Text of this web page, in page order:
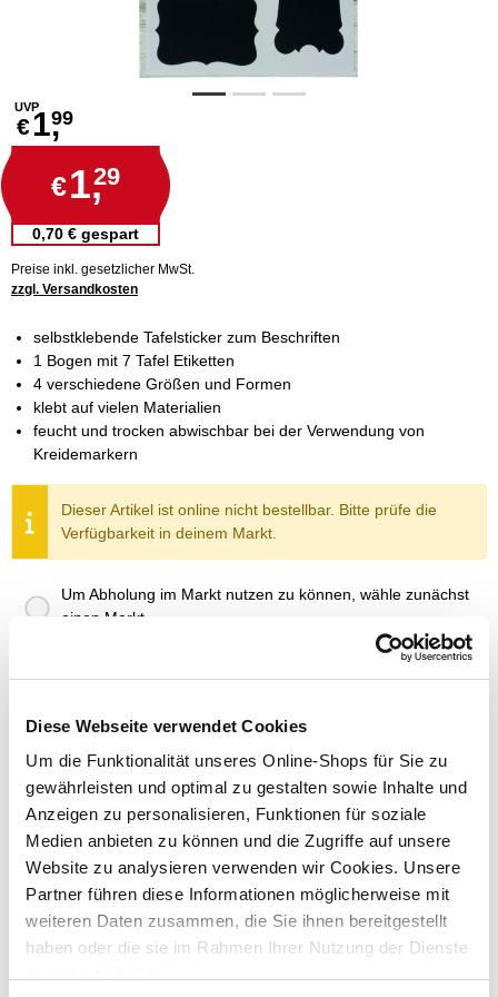
Diese Webseite verwendet Cookies
Um die Funktionalität unseres Online-Shops für Sie zu
gewährleisten und optimal zu gestalten sowie Inhalte und
Anzeigen zu personalisieren, Funktionen für soziale
Medien anbieten zu können und die Zugriffe auf unsere
Website zu analysieren verwenden wir Cookies. Unsere
Partner führen diese Informationen möglicherweise mit
weiteren Daten zusammen, die Sie ihnen bereitgestellt
haben oder die sie im Rahmen Ihrer Nutzung der Dienste
UVP
€1,99
€1,29
0,70 € gespart
Preise inkl. gesetzlicher MwSt.
zzgl. Versandkosten
selbstklebende Tafelsticker zum Beschriften
1 Bogen mit 7 Tafel Etiketten
4 verschiedene Größen und Formen
klebt auf vielen Materialien
feucht und trocken abwischbar bei der Verwendung von
Kreidemarkern
Dieser Artikel ist online nicht bestellbar. Bitte prüfe die
Verfügbarkeit in deinem Markt.
Um Abholung im Markt nutzen zu können, wähle zunächst
einen Markt
Menge
In den Warenkorb
Merken
ZUBEHÖR UND PASSENDE ARTIKEL:
Exklusiv nur online!